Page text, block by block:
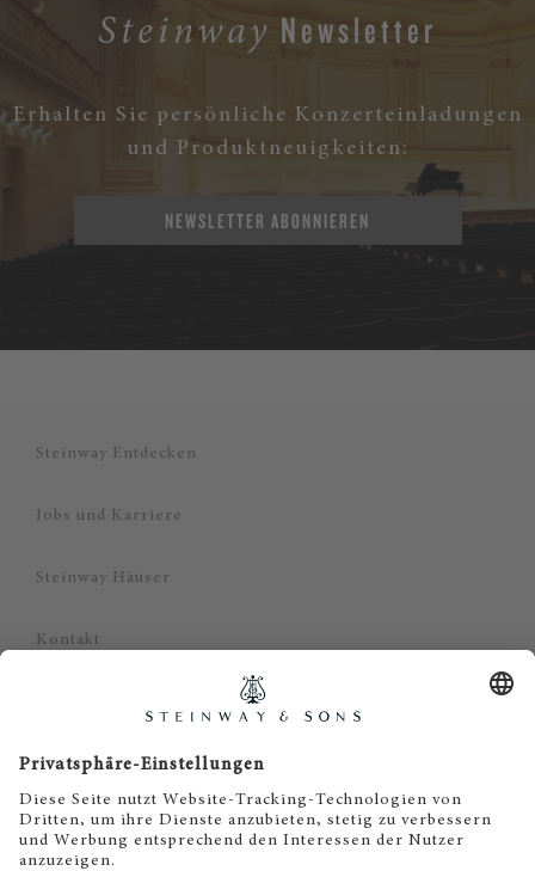
Steinway Newsletter
Erhalten Sie persönliche Konzerteinladungen
und Produktneuigkeiten:
NEWSLETTER ABONNIEREN
Steinway Entdecken
Jobs und Karriere
Steinway Häuser
Kontakt
Impressum
Haftungsausschluss